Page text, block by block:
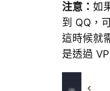
注意： 如
到 QQ，
這時候就
是透過